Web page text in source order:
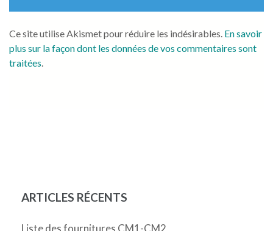
Ce site utilise Akismet pour réduire les indésirables. En savoir
plus sur la façon dont les données de vos commentaires sont
traitées
ARTICLES RÉCENTS
Liste des fournitures CM1-CM2